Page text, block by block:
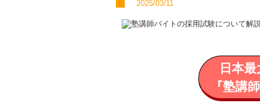
2025/03/11
日本
『塾講